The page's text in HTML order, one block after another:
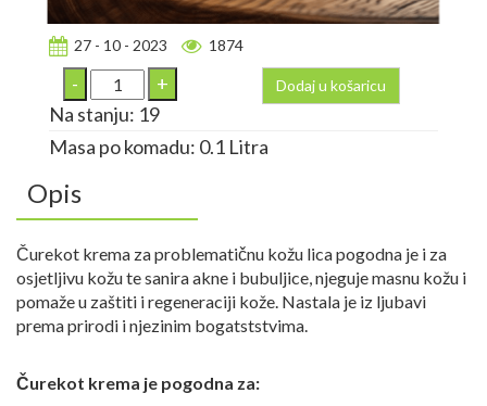
27 - 10 - 2023 1874
Dodaj u košaricu
Na stanju: 19
Masa po komadu: 0.1 Litra
Opis
Čurekot krema za problematičnu kožu lica pogodna je i za
osjetljivu kožu te sanira akne i bubuljice, njeguje masnu kožu i
pomaže u zaštiti i regeneraciji kože. Nastala je iz ljubavi
prema prirodi i njezinim bogatststvima.
Čurekot krema je pogodna za: